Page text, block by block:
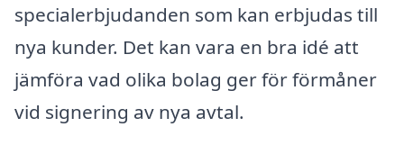
specialerbjudanden som kan erbjudas till
nya kunder. Det kan vara en bra idé att
jämföra vad olika bolag ger för förmåner
vid signering av nya avtal.